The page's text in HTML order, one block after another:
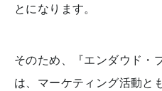
とになります。
そのため、『エンダウド・
は、マーケティング活動と